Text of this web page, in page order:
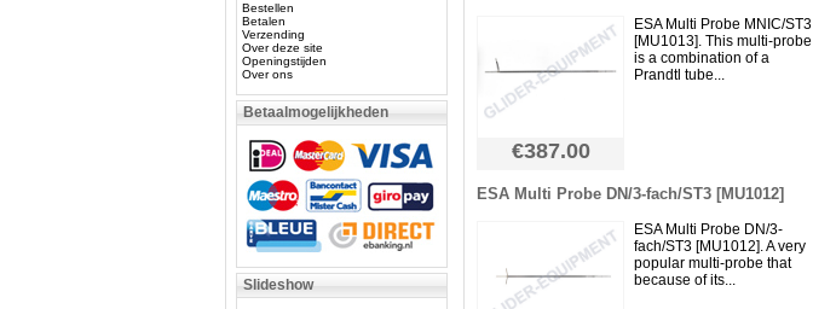
Bestellen
Betalen
Verzending
Over deze site
Openingstijden
Over ons
Betaalmogelijkheden
Slideshow
ESA Multi Probe MNIC/ST3
[MU1013]. This multi-probe
is a combination of a
Prandtl tube...
€387.00
ESA Multi Probe DN/3-fach/ST3 [MU1012]
ESA Multi Probe DN/3-
fach/ST3 [MU1012]. A very
popular multi-probe that
because of its...